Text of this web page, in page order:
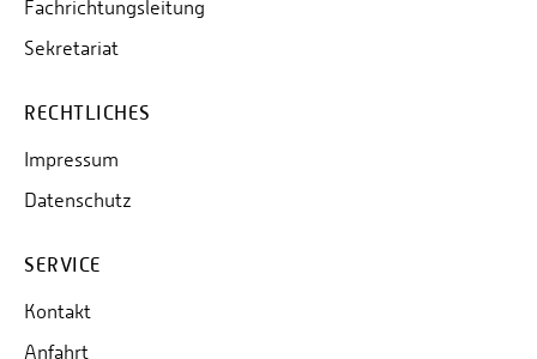
Fachrichtungsleitung
Sekretariat
RECHTLICHES
Impressum
Datenschutz
SERVICE
Kontakt
Anfahrt